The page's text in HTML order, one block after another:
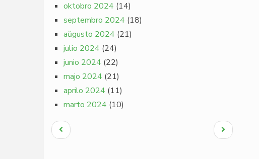
oktobro 2024 (14)
septembro 2024 (18)
aŭgusto 2024 (21)
julio 2024 (24)
junio 2024 (22)
majo 2024 (21)
aprilo 2024 (11)
marto 2024 (10)
Pagination
Antaŭa
paĝo
Next
page